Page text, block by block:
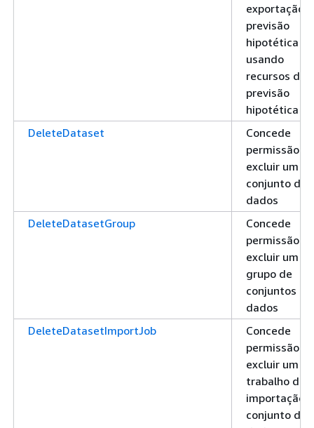
exportação
previsão
hipotética
usando
recursos de
previsão
hipotética
DeleteDataset
Concede
permissão
excluir um
conjunto de
dados
DeleteDatasetGroup
Concede
permissão
excluir um
grupo de
conjuntos de
dados
DeleteDatasetImportJob
Concede
permissão
excluir um
trabalho de
importação
conjunto de